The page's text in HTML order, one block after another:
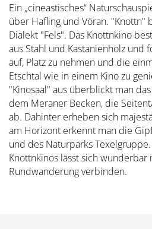
Ein „cineastisches“
über Hafling und Vöran.
Dialekt "Fels". Das Knottnkino
aus Stahl und Kastanienholz und
auf, Platz zu nehmen und die
Etschtal wie in einem Kino zu
"Kinosaal" aus überblickt man
dem Meraner Becken, die
ab. Dahinter erheben sich
am Horizont erkennt man die
und des Naturparks
Knottnkinos lässt sich wunderbar
Rundwanderung verbinden.